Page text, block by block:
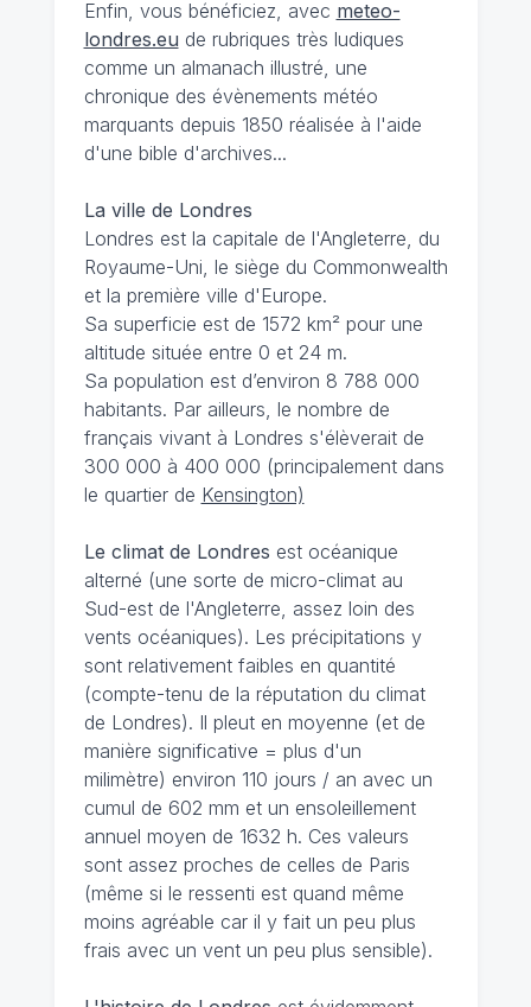
Enfin, vous bénéficiez, avec meteo-
londres.eu de rubriques très ludiques
comme un almanach illustré, une
chronique des évènements météo
marquants depuis 1850 réalisée à l'aide
d'une bible d'archives...
La ville de Londres
Londres est la capitale de l'Angleterre, du
Royaume-Uni, le siège du Commonwealth
et la première ville d'Europe.
Sa superficie est de 1572 km² pour une
altitude située entre 0 et 24 m.
Sa population est d’environ 8 788 000
habitants. Par ailleurs, le nombre de
français vivant à Londres s'élèverait de
300 000 à 400 000 (principalement dans
le quartier de Kensington)
Le climat de Londres est océanique
alterné (une sorte de micro-climat au
Sud-est de l'Angleterre, assez loin des
vents océaniques). Les précipitations y
sont relativement faibles en quantité
(compte-tenu de la réputation du climat
de Londres). Il pleut en moyenne (et de
manière significative = plus d'un
milimètre) environ 110 jours / an avec un
cumul de 602 mm et un ensoleillement
annuel moyen de 1632 h. Ces valeurs
sont assez proches de celles de Paris
(même si le ressenti est quand même
moins agréable car il y fait un peu plus
frais avec un vent un peu plus sensible).